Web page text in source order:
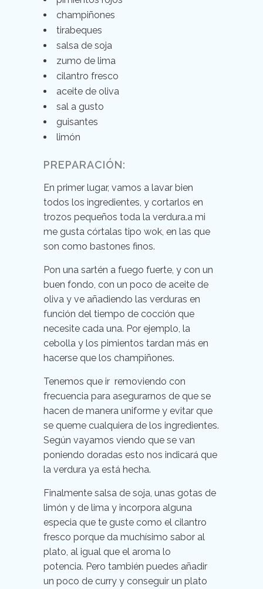
champiñones
tirabeques
salsa de soja
zumo de lima
cilantro fresco
aceite de oliva
sal a gusto
guisantes
limón
PREPARACIÓN:
En primer lugar, vamos a lavar bien
todos los ingredientes, y cortarlos en
trozos pequeños toda la verdura.a mi
me gusta córtalas tipo wok, en las que
son como bastones finos.
Pon una sartén a fuego fuerte, y con un
buen fondo, con un poco de aceite de
oliva y ve añadiendo las verduras en
función del tiempo de cocción que
necesite cada una. Por ejemplo, la
cebolla y los pimientos tardan más en
hacerse que los champiñones.
Tenemos que ir removiendo con
frecuencia para asegurarnos de que se
hacen de manera uniforme y evitar que
se queme cualquiera de los ingredientes.
Según vayamos viendo que se van
poniendo doradas esto nos indicará que
la verdura ya está hecha.
Finalmente salsa de soja, unas gotas de
limón y de lima y incorpora alguna
especia que te guste como el cilantro
fresco porque da muchísimo sabor al
plato, al igual que el aroma lo
potencia. Pero también puedes añadir
un poco de curry y conseguir un plato